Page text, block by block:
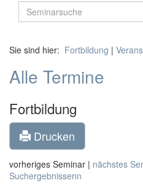
Sie sind hier: Fortbildung |
Alle Termine
Fortbildung
Drucken
vorheriges Seminar | nächstes
Suchergebnissenn